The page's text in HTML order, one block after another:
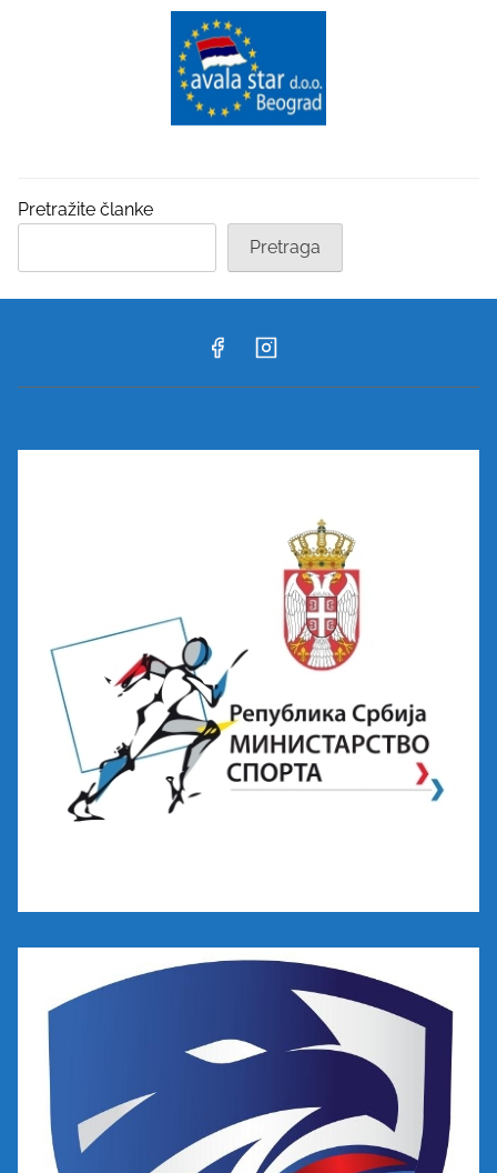
Pretražite članke
Pretraga